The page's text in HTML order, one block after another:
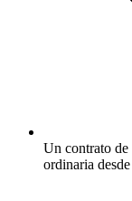
Un contrato
ordinaria